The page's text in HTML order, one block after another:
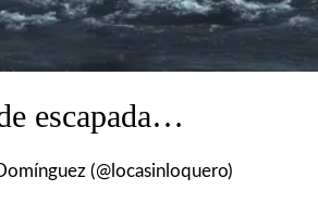
escapada…
(@locasinloquero)